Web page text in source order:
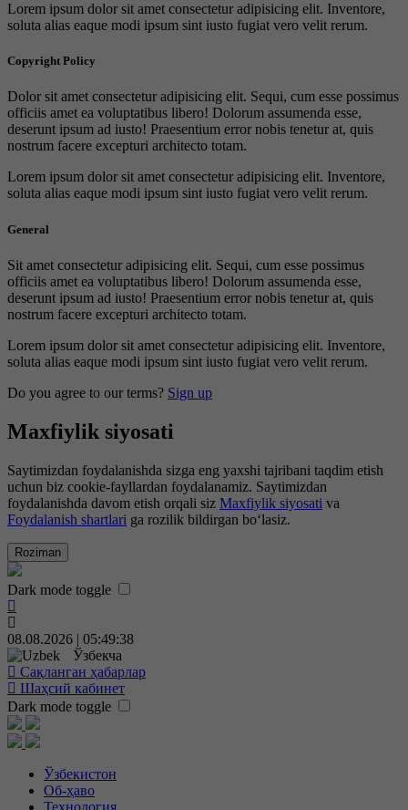
Lorem ipsum dolor sit amet consectetur adipisicing elit. Inventore,
soluta alias eaque modi ipsum sint iusto fugiat vero velit rerum.
Copyright Policy
Dolor sit amet consectetur adipisicing elit. Sequi, cum esse possimus
officiis amet ea voluptatibus libero! Dolorum assumenda esse,
deserunt ipsum ad iusto! Praesentium error nobis tenetur at, quis
nostrum facere excepturi architecto totam.
Lorem ipsum dolor sit amet consectetur adipisicing elit. Inventore,
soluta alias eaque modi ipsum sint iusto fugiat vero velit rerum.
General
Sit amet consectetur adipisicing elit. Sequi, cum esse possimus
officiis amet ea voluptatibus libero! Dolorum assumenda esse,
deserunt ipsum ad iusto! Praesentium error nobis tenetur at, quis
nostrum facere excepturi architecto totam.
Lorem ipsum dolor sit amet consectetur adipisicing elit. Inventore,
soluta alias eaque modi ipsum sint iusto fugiat vero velit rerum.
Do you agree to our terms? Sign up
Maxfiylik siyosati
Saytimizdan foydalanishda sizga eng yaxshi tajribani taqdim etish
uchun biz cookie-fayllardan foydalanamiz. Saytimizdan
foydalanishda davom etish orqali siz Maxfiylik siyosati va
Foydalanish shartlari ga rozilik bildirgan bo‘lasiz.
Roziman
Dark mode toggle
08.08.2026 | 05:49:38
Ўзбекча
Сақланган ҳабарлар
Шаҳсий кабинет
Dark mode toggle
Ўзбекистон
Об-ҳаво
Технология